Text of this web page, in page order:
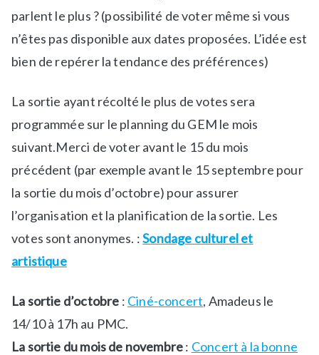
n
e
,
w
s
u
l
t
e
l
l
parlent le plus ? (possibilité de voter même si vous
n’êtes pas disponible aux dates proposées. L’idée est
bien de repérer la tendance des préférences)
La sortie ayant récolté le plus de votes sera
programmée sur le planning du GEM le mois
suivant.Merci de voter avant le 15 du mois
précédent (par exemple avant le 15 septembre pour
la sortie du mois d’octobre) pour assurer
l’organisation et la planification de la sortie. Les
votes sont anonymes. :Sondage culturel et
artistique
La sortie d’octobre : Ciné-concert, Amadeus le
14/10 à 17h au PMC.
La sortie du mois de novembre: Concert à la bonne